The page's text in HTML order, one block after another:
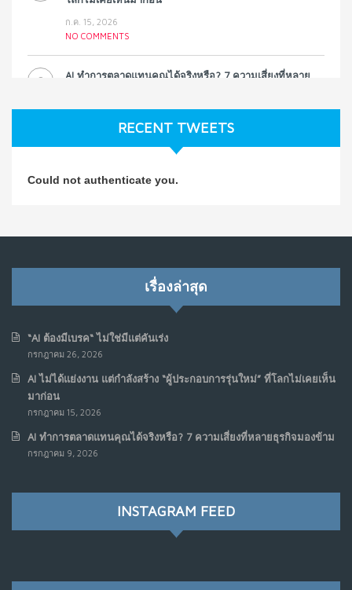
ก.ค. 15, 2026
NO COMMENTS
3
AI ทำการตลาดแทนคุณได้จริงหรือ? 7 ความเสี่ยงที่หลาย
NO COMMENTS
Koe ในแบบอาจารย์บอม
รัฐอาจเป็นจุดเริ่มต้นของ “ขบวนการประท้วงดิจิทัล” ครั้งใหม่
6
7
เมื่อรัฐบาลเริ่มคิดแบบแพลตฟอร์ม : AI กำลังเปลี่ยนรัฐ
ราชการไปตลอดกาล
NO COMMENTS
เมื่อโลกออนไลน์ กลายเป็น“ศาลเตี้ย”
RECENT TWEETS
Could not authenticate you.
เรื่องล่าสุด
“AI ต้องมีเบรค“ ไม่ใช่มีแต่คันเร่ง
กรกฎาคม 26, 2026
AI ไม่ได้แย่งงาน แต่กำลังสร้าง “ผู้ประกอบการรุ่นใหม่” ที่โลกไม่เคยเห็น
มาก่อน
กรกฎาคม 15, 2026
AI ทำการตลาดแทนคุณได้จริงหรือ? 7 ความเสี่ยงที่หลายธุรกิจมองข้าม
กรกฎาคม 9, 2026
INSTAGRAM FEED